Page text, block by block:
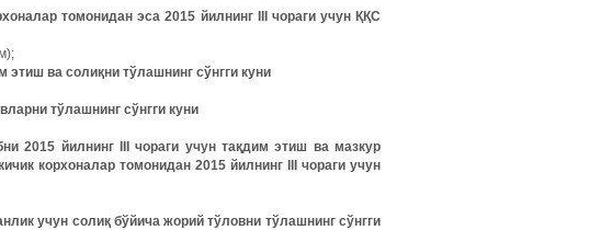
томонидан эса 2015 йилнинг III чораги учун ҚҚС
этиш ва солиқни тўлашнинг сўнгги куни
тўлашнинг сўнгги куни
2015 йилнинг III чораги учун тақдим этиш ва мазкур
корхоналар томонидан 2015 йилнинг III чораги учун
учун солиқ бўйича жорий тўловни тўлашнинг сўнгги